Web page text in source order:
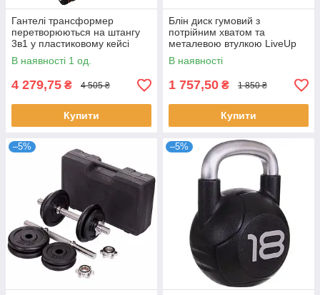
Гантелі трансформер
перетворюються на штангу
3в1 у пластиковому кейсі
FED FED-8008-15 15кг
помаранчевий
В наявності 1 од.
4 279,75 ₴ 4 505 ₴
Купити
Блін диск гумовий з
потрійним хватом та
металевою втулкою LiveUp
LP8330-10 Чорний 10кг
В наявності
1 757,50 ₴ 1 850 ₴
Купити
–5% –5%